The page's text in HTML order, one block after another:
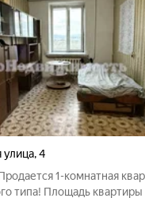
улица,4
1-комнатная
типа! Площадь квартиры